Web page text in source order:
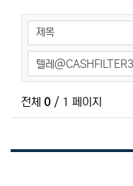
검색대상
검색어
전체 0 / 1 페이지